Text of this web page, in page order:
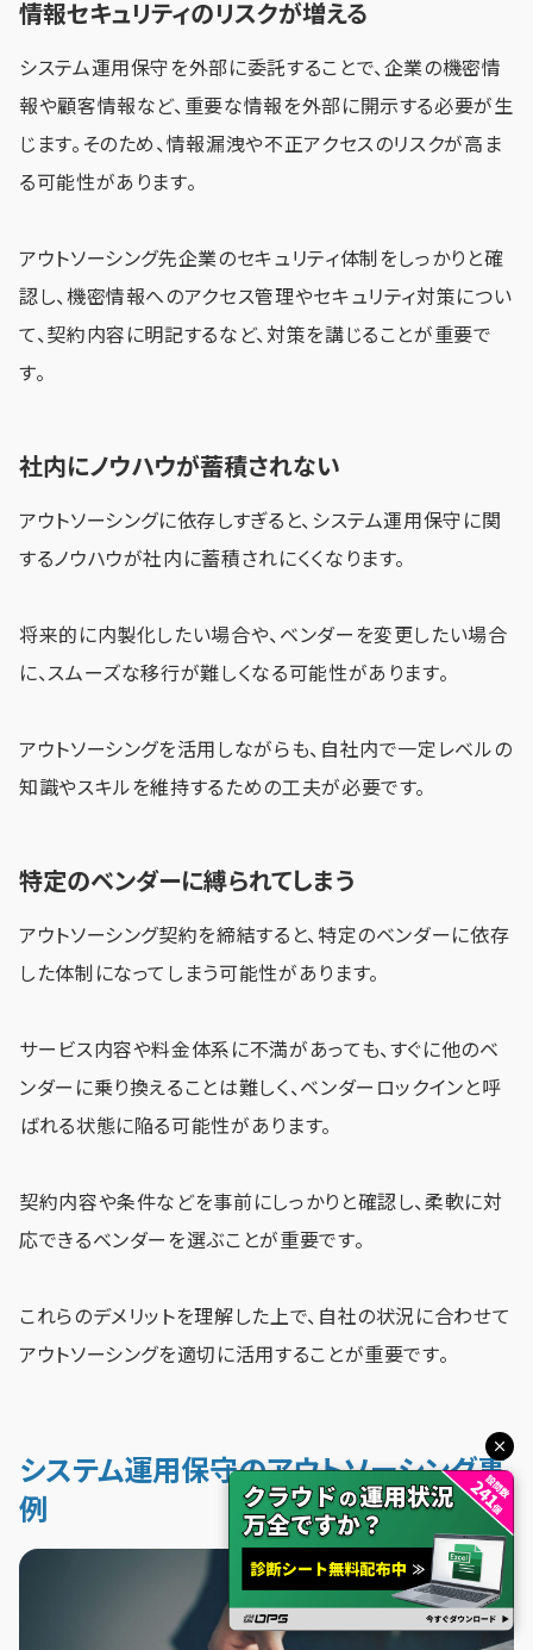
情報セキュリティのリスクが増える
システム運用保守を外部に委託することで、企業の機密情
報や顧客情報など、重要な情報を外部に開示する必要が生
じます。そのため、情報漏洩や不正アクセスのリスクが高ま
る可能性があります。
アウトソーシング先企業のセキュリティ体制をしっかりと確
認し、機密情報へのアクセス管理やセキュリティ対策につい
て、契約内容に明記するなど、対策を講じることが重要で
す。
社内にノウハウが蓄積されない
アウトソーシングに依存しすぎると、システム運用保守に関
するノウハウが社内に蓄積されにくくなります。
将来的に内製化したい場合や、ベンダーを変更したい場合
に、スムーズな移行が難しくなる可能性があります。
アウトソーシングを活用しながらも、自社内で一定レベルの
知識やスキルを維持するための工夫が必要です。
特定のベンダーに縛られてしまう
アウトソーシング契約を締結すると、特定のベンダーに依存
した体制になってしまう可能性があります。
サービス内容や料金体系に不満があっても、すぐに他のベ
ンダーに乗り換えることは難しく、ベンダーロックインと呼
ばれる状態に陥る可能性があります。
契約内容や条件などを事前にしっかりと確認し、柔軟に対
応できるベンダーを選ぶことが重要です。
これらのデメリットを理解した上で、自社の状況に合わせて
アウトソーシングを適切に活用することが重要です。
システム運用保守のアウトソーシング事
例